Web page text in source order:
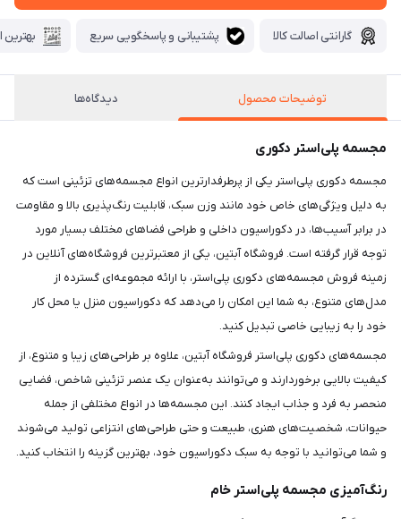
گارانتی اصالت کالا پشتیبانی و پاسخگویی سریع بهترین
توضیحات محصول دیدگاه‌ها
مجسمه پلی‌استر دکوری
مجسمه دکوری پلی‌استر یکی از پرطرفدارترین انواع مجسمه‌های تزئینی است که
به دلیل ویژگی‌های خاص خود مانند وزن سبک، قابلیت رنگ‌پذیری بالا و مقاومت
در برابر آسیب‌ها، در دکوراسیون داخلی و طراحی فضاهای مختلف بسیار مورد
توجه قرار گرفته است. فروشگاه آبتین، یکی از معتبرترین فروشگاه‌های آنلاین در
زمینه فروش مجسمه‌های دکوری پلی‌استر، با ارائه مجموعه‌ای گسترده از
مدل‌های متنوع، به شما این امکان را می‌دهد که دکوراسیون منزل یا محل کار
خود را به زیبایی خاصی تبدیل کنید.
مجسمه‌های دکوری پلی‌استر فروشگاه آبتین، علاوه بر طراحی‌های زیبا و متنوع، از
کیفیت بالایی برخوردارند و می‌توانند به‌عنوان یک عنصر تزئینی شاخص، فضایی
منحصر به فرد و جذاب ایجاد کنند. این مجسمه‌ها در انواع مختلفی از جمله
حیوانات، شخصیت‌های هنری، طبیعت و حتی طراحی‌های انتزاعی تولید می‌شوند
و شما می‌توانید با توجه به سبک دکوراسیون خود، بهترین گزینه را انتخاب کنید.
رنگ‌آمیزی مجسمه پلی‌استر خام